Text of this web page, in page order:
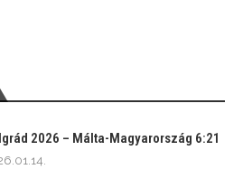
2026 – Málta-Magyarország 6:21